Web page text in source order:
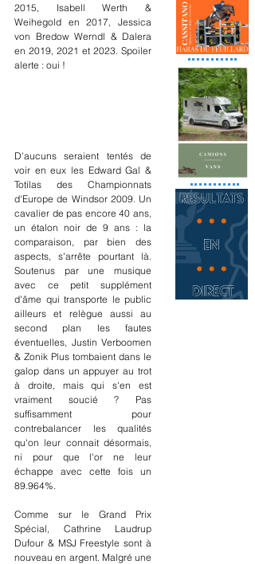
2015, Isabell Werth &
Weihegold en 2017, Jessica
von Bredow Werndl & Dalera
en 2019, 2021 et 2023. Spoiler
alerte : oui !
D'aucuns seraient tentés de
voir en eux les Edward Gal &
Totilas des Championnats
d'Europe de Windsor 2009. Un
cavalier de pas encore 40 ans,
un étalon noir de 9 ans : la
comparaison, par bien des
aspects, s'arrête pourtant là.
Soutenus par une musique
avec ce petit supplément
d'âme qui transporte le public
ailleurs et relègue aussi au
second plan les fautes
éventuelles, Justin Verboomen
& Zonik Plus tombaient dans le
galop dans un appuyer au trot
à droite, mais qui s'en est
vraiment soucié ? Pas
suffisamment pour
contrebalancer les qualités
qu'on leur connait désormais,
ni pour que l'or ne leur
échappe avec cette fois un
89.964%.
Comme sur le Grand Prix
Spécial, Cathrine Laudrup
Dufour & MSJ Freestyle sont à
nouveau en argent. Malgré une